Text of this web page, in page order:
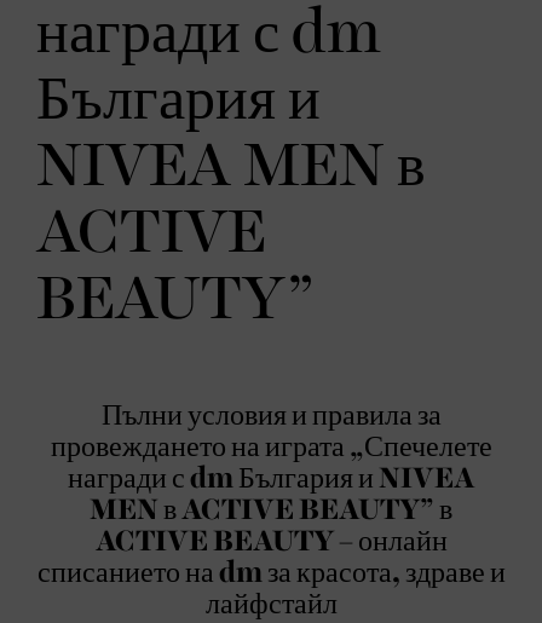
награди с dm
България и
NIVEA MEN в
ACTIVE
BEAUTY”
Пълни условия и правила за
провеждането на играта „Спечелете
награди с dm България и NIVEA
MEN в ACTIVE BEAUTY” в
ACTIVE BEAUTY – онлайн
списанието на dm за красота, здраве и
лайфстайл